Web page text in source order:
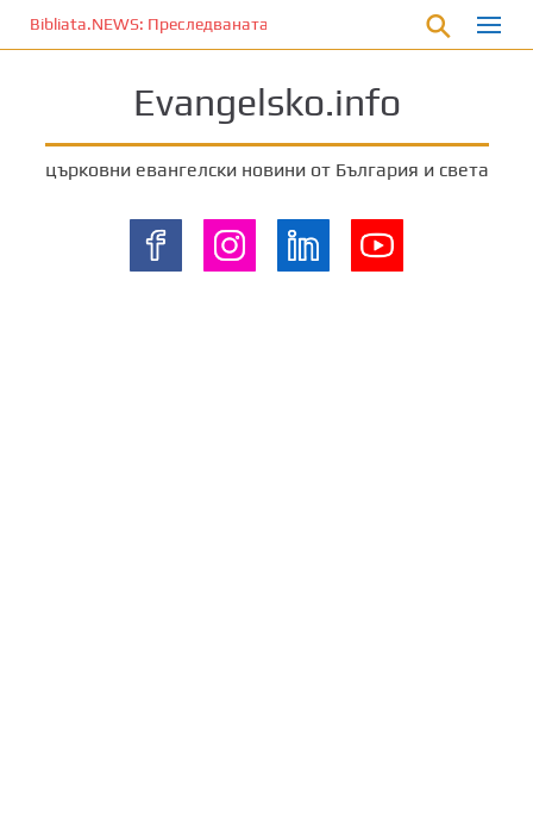
Bibliata.NEWS: Преследваната църква [4 декември 2025]
Evangelsko.info
църковни евангелски новини от България и света